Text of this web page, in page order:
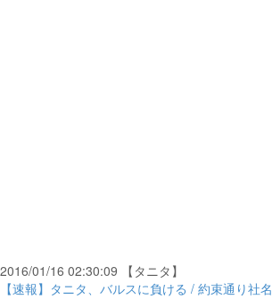
2016/01/16 02:30:09 【タニタ】
【速報】タニタ、バルスに負ける / 約束通り社